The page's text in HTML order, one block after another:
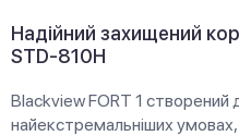
Надійний захищений
STD-810H
Blackview FORT 1 створений
найекстремальніших